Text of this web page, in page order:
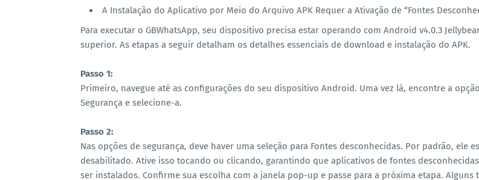
A Instalação do Aplicativo por Meio do Arquivo APK Requer a Ativação de “Fontes
Para executar o GBWhatsApp, seu dispositivo precisa estar operando com Android v4.0.3
superior. As etapas a seguir detalham os detalhes essenciais de download e instalação do APK.
Passo 1:
Primeiro, navegue até as configurações do seu dispositivo Android. Uma vez lá, encontre a opção
Segurança e selecione-a.
Passo 2:
Nas opções de segurança, deve haver uma seleção para Fontes desconhecidas. Por padrão, ele
desabilitado. Ative isso tocando ou clicando, garantindo que aplicativos de fontes
ser instalados. Confirme sua escolha com a janela pop-up e passe para a próxima etapa. Alguns